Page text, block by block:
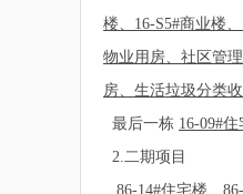
楼、16-S5#商业楼
物业用房、社区管
房、生活垃圾分类
最后一栋 16-09#住
2.二期项目
86-14#住宅楼、